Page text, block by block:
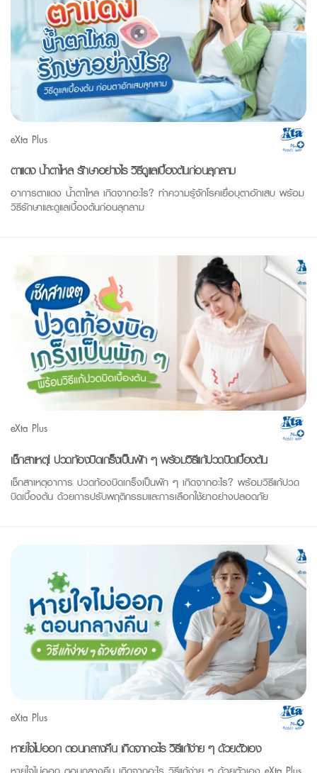
eXta Plus
ตาแดง น้ำตาไหล รักษาอย่างไร วิธีดูแลเบื้องต้นก่อนลุกลาม
อาการตาแดง น้ำตาไหล เกิดจากอะไร? ทำความรู้จักโรคเยื่อบุตาอักเสบ พร้อม
วิธีรักษาและดูแลเบื้องต้นก่อนลุกลาม
eXta Plus
เช็กสาเหตุ! ปวดท้องบิดเกร็งเป็นพัก ๆ พร้อมวิธีแก้ปวดบิดเบื้องต้น
เช็กสาเหตุอาการ ปวดท้องบิดเกร็งเป็นพัก ๆ เกิดจากอะไร? พร้อมวิธีแก้ปวด
บิดเบื้องต้น ด้วยการปรับพฤติกรรมและการเลือกใช้ยาอย่างปลอดภัย
eXta Plus
หายใจไม่ออก ตอนกลางคืน เกิดจากอะไร วิธีแก้ง่าย ๆ ด้วยตัวเอง